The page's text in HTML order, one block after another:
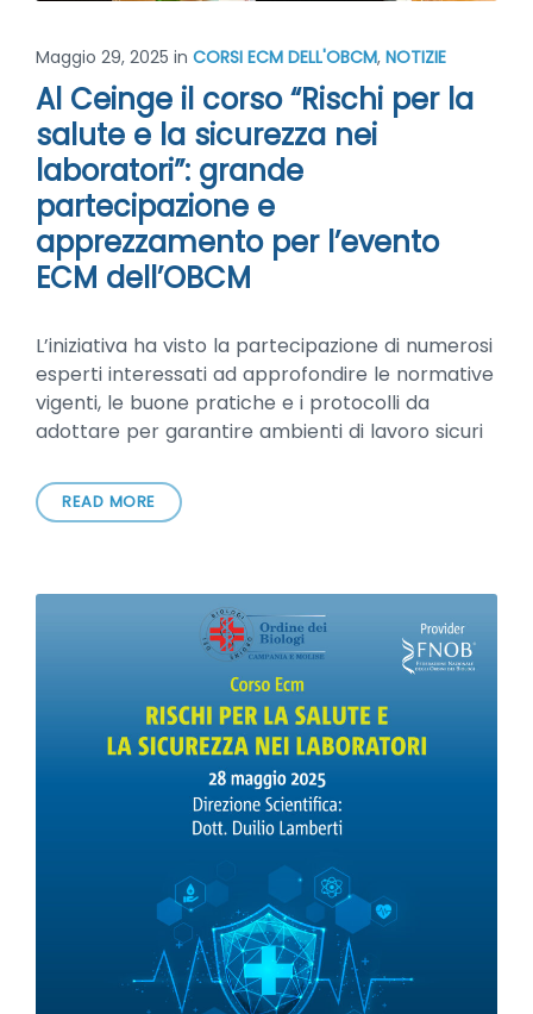
Maggio 29, 2025 in CORSI ECM DELL'OBCM, NOTIZIE
Al Ceinge il corso “Rischi per la
salute e la sicurezza nei
laboratori”: grande
partecipazione e
apprezzamento per l’evento
ECM dell’OBCM
L’iniziativa ha visto la partecipazione di numerosi
esperti interessati ad approfondire le normative
vigenti, le buone pratiche e i protocolli da
adottare per garantire ambienti di lavoro sicuri
READ MORE